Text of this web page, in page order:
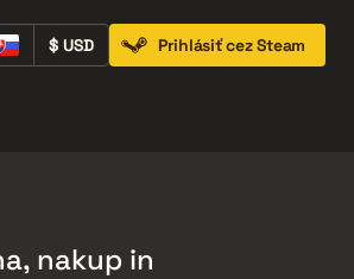
$ USD Prihlásiť cez Steam
nakup in